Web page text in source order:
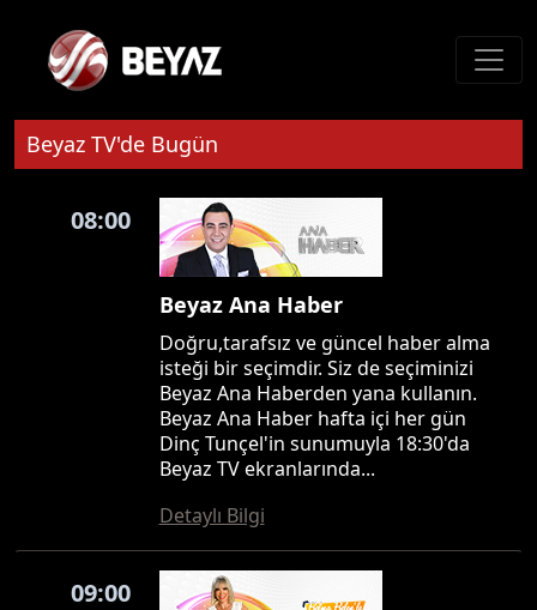
Beyaz TV'de Bugün
08:00
Beyaz Ana Haber
Doğru,tarafsız ve güncel haber alma
isteği bir seçimdir. Siz de seçiminizi
Beyaz Ana Haberden yana kullanın.
Beyaz Ana Haber hafta içi her gün
Dinç Tunçel'in sunumuyla 18:30'da
Beyaz TV ekranlarında...
Detaylı Bilgi
09:00